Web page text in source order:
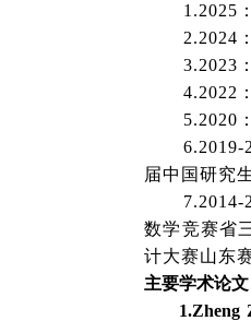
1.2025
2.2024
3.2023
4.2022
5.2020
6.2019-
届中国研究
数学竞赛省
计大赛山东
主要学术论
1.Zheng